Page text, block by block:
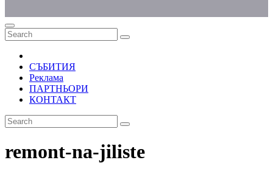
СЪБИТИЯ
Реклама
ПАРТНЬОРИ
КОНТАКТ
remont-na-jiliste